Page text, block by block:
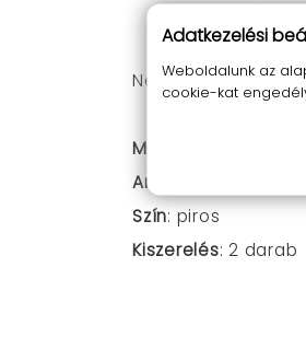
Mindig
Ne habozz,
Méretek
Anyaga
Szín: piros
Kiszerelés: 2 darab
Adatkezelési
Weboldalunk az
cookie-kat